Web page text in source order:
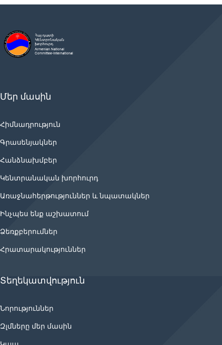
Մեր մասին
Հիմնադրություն
Գրասենյակներ
Հանձնախմբեր
Կենտրանական խորհուրդ
Առաջնահերթություններ և նպատակներ
Ինչպես ենք աշխատում
Ձեռքբերումներ
Հրատարակություններ
Տեղեկատվություն
Նորություններ
Զլմները մեր մասին